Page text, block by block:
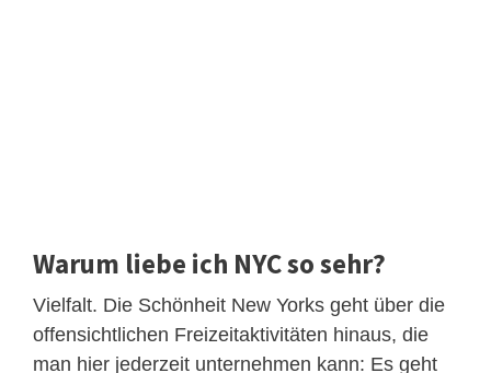
Warum liebe ich NYC so sehr?
Vielfalt. Die Schönheit New Yorks geht über die
offensichtlichen Freizeitaktivitäten hinaus, die
man hier jederzeit unternehmen kann: Es geht